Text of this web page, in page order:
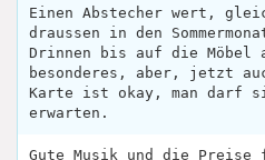
Einen Abstecher wert,
draussen in den
Drinnen bis auf die Möbel
besonderes, aber, jetzt
Karte ist okay, man darf
erwarten.
Gute Musik und die